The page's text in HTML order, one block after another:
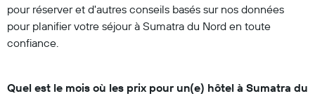
pour réserver et d'autres conseils basés sur nos données
pour planifier votre séjour à Sumatra du Nord en toute
confiance.
Quel est le mois où les prix pour un(e) hôtel à Sumatra du